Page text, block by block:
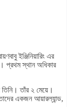
ইঞ্জিনিয়ারিং এর
প্রথম স্থান অধিকার
তিনি। তাঁর ২ মেয়ে।
তাদের একজন আয়ারল্যান্ড,